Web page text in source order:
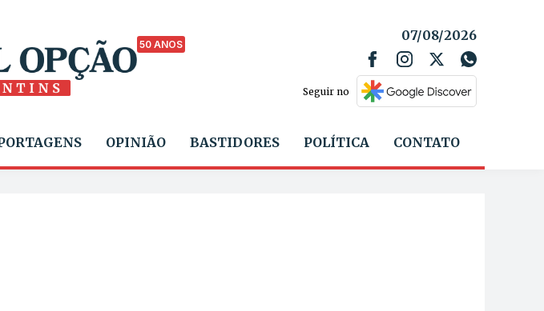
50 ANOS
07/08/2026
Seguir no
OPINIÃO BASTIDORES POLÍTICA CONTATO